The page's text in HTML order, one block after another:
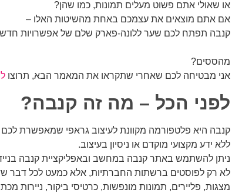
או שאולי אתם פשוט מעלים תמונות, כמו שהן?
אם אתם מוצאים את עצמכם באחת מהשיטות האלו –
קנבה תפתח לכם שער ללונה-פארק שלם של אפשרויות
מהססים?
אני מבטיחה לכם שאחרי שתקראו את המאמר הבא, תרוצו
לפני הכל – מה זה קנבה?
קנבה היא פלטפורמה מקוונת לעיצוב גראפי שמאפשרת לכם
ללא ידע מקצועי מוקדם או ניסיון בעיצוב.
ניתן להשתמש באתר קנבה במחשב ובאפליקציית קנבה בנייד
לא רק לפוסטים ברשתות החברתיות, אלא כמעט לכל דבר
מצגות, פליירים, תמונות מונפשות, כרטיסי ביקור, ניירות